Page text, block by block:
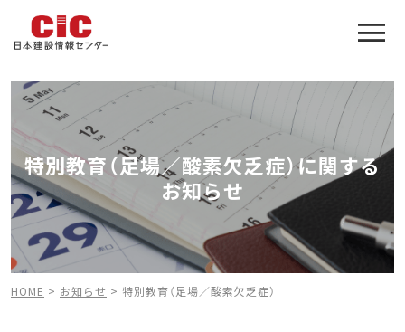
特別教育（足場／酸素欠乏症）に関する
お知らせ
HOME > お知らせ > 特別教育（足場／酸素欠乏症）